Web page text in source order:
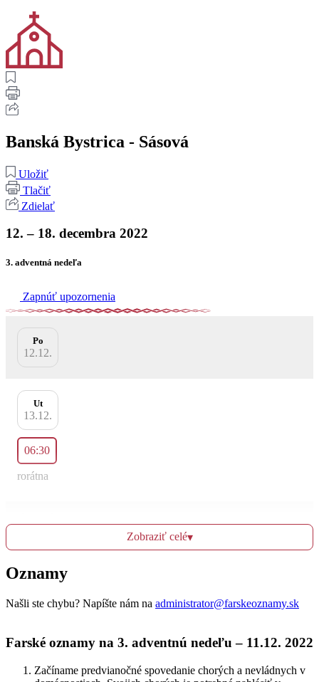
Banská Bystrica - Sásová
Uložiť
Tlačiť
Zdielať
12. – 18. decembra 2022
3. adventná nedeľa
Zapnúť upozornenia
Po
12.12.
Ut
13.12.
06:30
rorátna
St
18:00
oratkovská svätá omša v kaplnke
Št
Zobraziť celé▾
Oznamy
Našli ste chybu? Napíšte nám na administrator@farskeoznamy.sk
Farské oznamy na 3. adventnú nedeľu – 11.12. 2022
Začíname predvianočné spovedanie chorých a nevládnych v